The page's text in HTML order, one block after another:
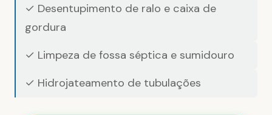
✓ Desentupimento de ralo e caixa de
gordura
✓ Limpeza de fossa séptica e sumidouro
✓ Hidrojateamento de tubulações